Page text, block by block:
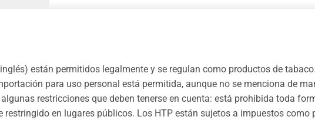
están permitidos legalmente y se regulan como productos de
para uso personal está permitida, aunque no se menciona de
restricciones que deben tenerse en cuenta: está prohibida toda
en lugares públicos. Los HTP están sujetos a impuestos como